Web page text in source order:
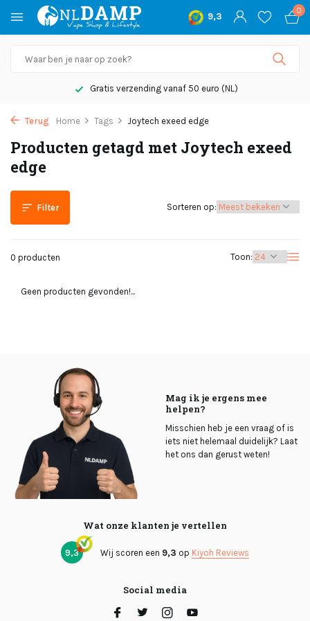
9,3
0
Gratis verzending vanaf 50 euro (NL)
Terug Home Tags Joytech exeed edge
Producten getagd met Joytech exeed
edge
Filter
0 producten Toon:
Sorteren op:
Geen producten gevonden!...
Mag ik je ergens mee
helpen?
Misschien heb je een vraag of is
iets niet helemaal duidelijk? Laat
het ons dan gerust weten!
Wat onze klanten je vertellen
9,3 Wij scoren een 9,3 op Kiyoh Reviews
Social media